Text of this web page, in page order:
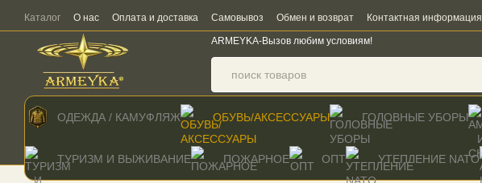
Перейти к основному контенту
Каталог О нас Оплата и доставка Самовывоз Обмен и возврат Контактная информация
ARMEYKA-Вызов любим условиям!
ОДЕЖДА / КАМУФЛЯЖ ОБУВЬ/АКСЕССУАРЫ ГОЛОВНЫЕ УБОРЫ
ТУРИЗМ И ВЫЖИВАНИЕ ПОЖАРНОЕ ОПТ УТЕПЛЕНИЕ NATO